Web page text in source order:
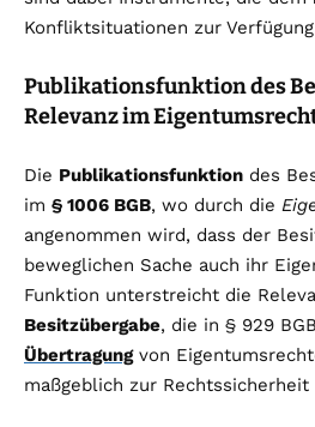
Konfliktsituationen zur
Publikationsfunktion des
Relevanz im
Die Publikationsfunktion des
im § 1006 BGB, wo durch die
angenommen wird, dass der
beweglichen Sache auch ihr
Funktion unterstreicht die
Besitzübergabe, die in § 929
Übertragungvon
maßgeblich zur Rechtssicherheit